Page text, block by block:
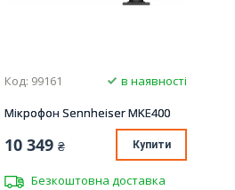
Код: 99161
в наявності
Мікрофон Sennheiser MKE400
10 349 ₴ Купити
Безкоштовна доставка